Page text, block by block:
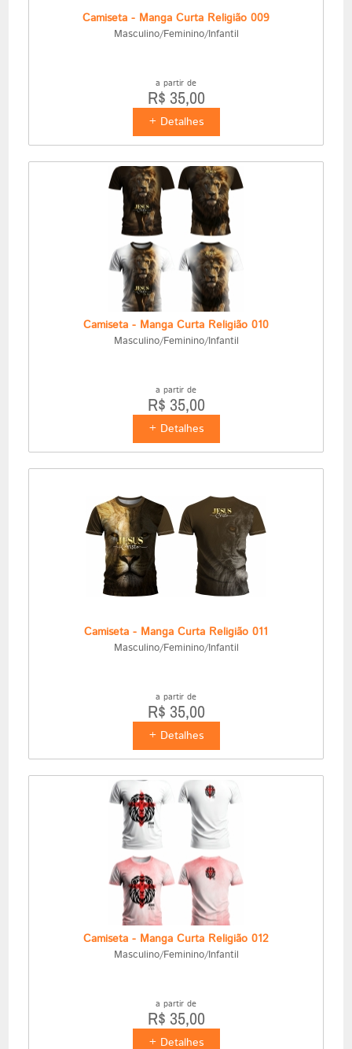
Camiseta - Manga Curta Religião 009
Masculino/Feminino/Infantil
a partir de
R$ 35,00
+ Detalhes
Camiseta - Manga Curta Religião 010
Masculino/Feminino/Infantil
a partir de
R$ 35,00
+ Detalhes
Camiseta - Manga Curta Religião 011
Masculino/Feminino/Infantil
a partir de
R$ 35,00
+ Detalhes
Camiseta - Manga Curta Religião 012
Masculino/Feminino/Infantil
a partir de
R$ 35,00
+ Detalhes